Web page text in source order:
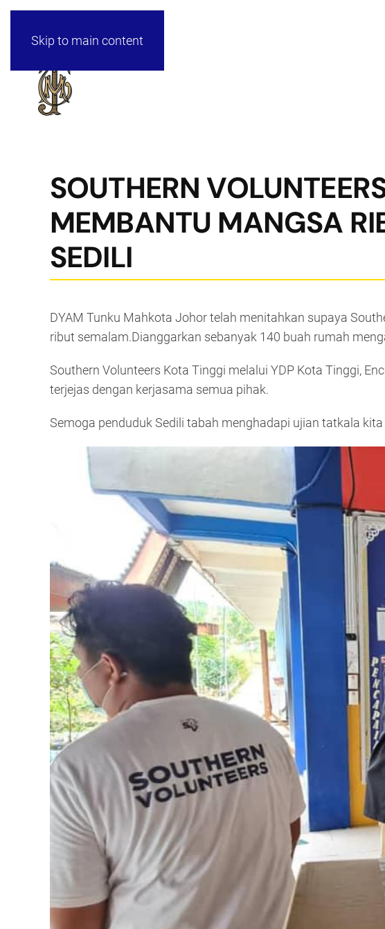
Skip to main content
SOUTHERN
MEMBANTU MANGSA
SEDILI
DYAM Tunku Mahkota Johor telah menitahkan supaya
ribut semalam.Dianggarkan sebanyak 140 buah rumah
Southern Volunteers Kota Tinggi melalui YDP Kota Tinggi,
terjejas dengan kerjasama semua pihak.
Semoga penduduk Sedili tabah menghadapi ujian tatkala